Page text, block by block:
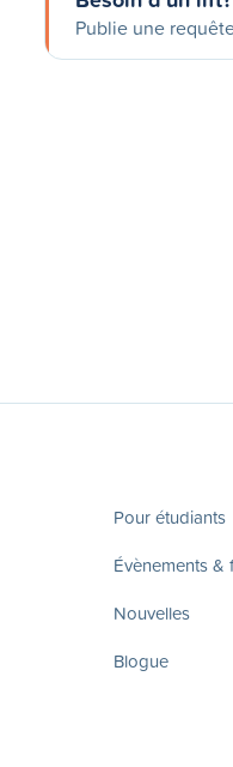
Publie une
Pour étudiants
Évènements &
Nouvelles
Blogue